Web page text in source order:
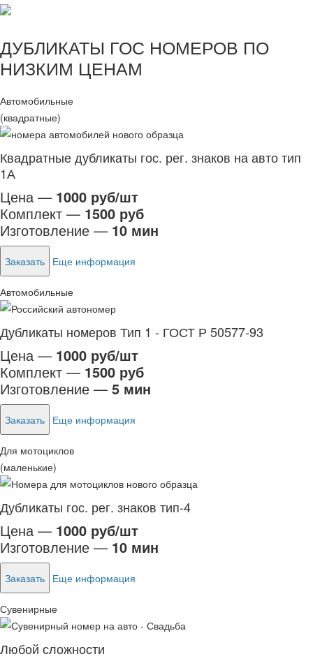
ДУБЛИКАТЫ ГОС НОМЕРОВ ПО
НИЗКИМ ЦЕНАМ
Автомобильные
(квадратные)
Квадратные дубликаты гос. рег. знаков на авто тип
1А
Цена — 1000 руб/шт
Комплект — 1500 руб
Изготовление — 10 мин
Заказать Еще информация
Автомобильные
Дубликаты номеров Тип 1 - ГОСТ Р 50577-93
Цена — 1000 руб/шт
Комплект — 1500 руб
Изготовление — 5 мин
Заказать Еще информация
Для мотоциклов
(маленькие)
Дубликаты гос. рег. знаков тип-4
Цена — 1000 руб/шт
Изготовление — 10 мин
Заказать Еще информация
Сувенирные
Любой сложности